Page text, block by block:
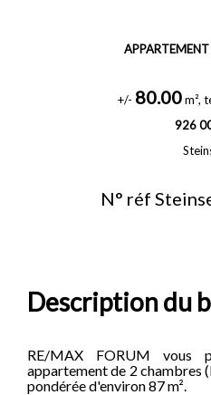
APPARTEMENT
+/- 80.00m²,
926
N° réf
Description du
RE/MAX FORUM vous
appartement de 2 chambres
pondérée d'environ 87 m².